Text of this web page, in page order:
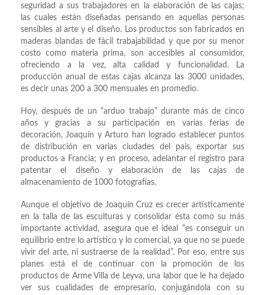
seguridad a sus trabajadores en la elaboración de las cajas;
las cuales están diseñadas pensando en aquellas personas
sensibles al arte y el diseño. Los productos son fabricados en
maderas blandas de fácil trabajabilidad y que por su menor
costo como materia prima, son accesibles al consumidor,
ofreciendo a la vez, alta calidad y funcionalidad. La
producción anual de estas cajas alcanza las 3000 unidades,
es decir unas 200 a 300 mensuales en promedio.
Hoy, después de un “arduo trabajo” durante más de cinco
años y gracias a su participación en varias ferias de
decoración, Joaquín y Arturo han logrado establecer puntos
de distribución en varias ciudades del país, exportar sus
productos a Francia; y en proceso, adelantar el registro para
patentar el diseño y elaboración de las cajas de
almacenamiento de 1000 fotografías.
Aunque el objetivo de Joaquín Cruz es crecer artísticamente
en la talla de las esculturas y consolidar ésta como su más
importante actividad, asegura que el ideal “es conseguir un
equilibrio entre lo artístico y lo comercial, ya que no se puede
vivir del arte, ni sustraerse de la realidad”. Por eso, entre sus
planes está el de continuar con la promoción de los
productos de Arme Villa de Leyva, una labor que le ha dejado
ver sus cualidades de empresario, conjugándola con su